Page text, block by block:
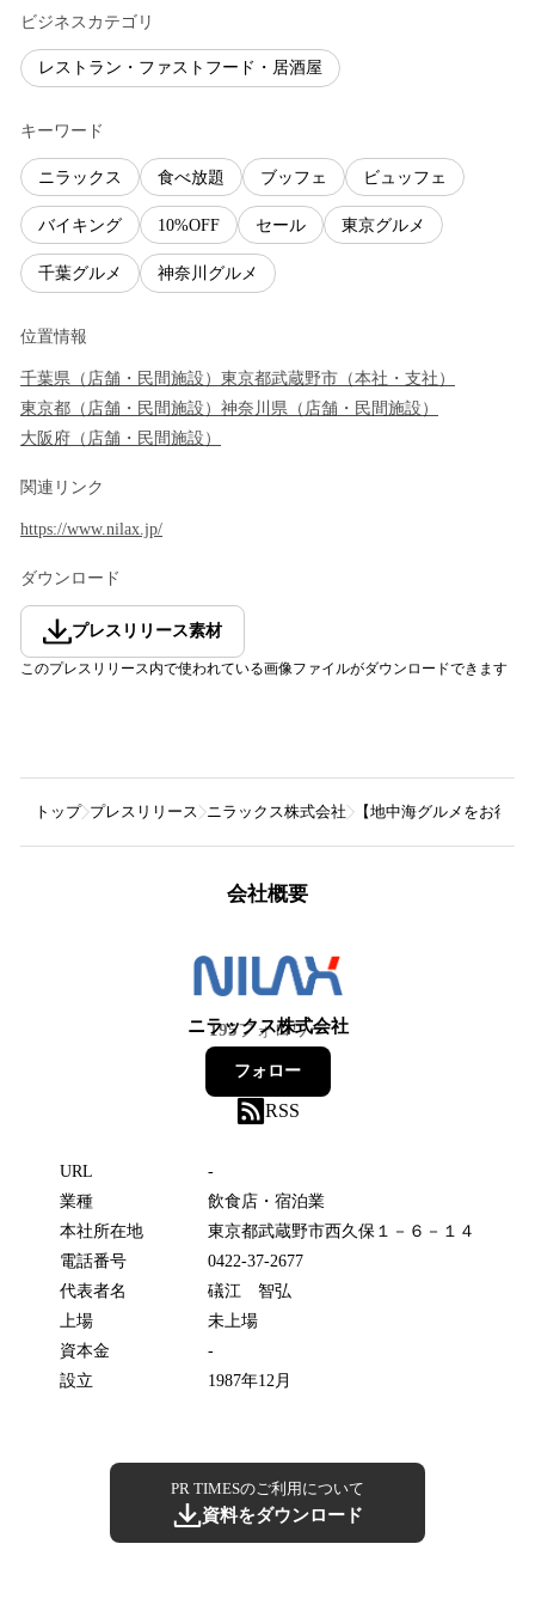
ビジネスカテゴリ
レストラン・ファストフード・居酒屋
キーワード
ニラックス 食べ放題 ブッフェ ビュッフェ
バイキング 10%OFF セール 東京グルメ
千葉グルメ 神奈川グルメ
位置情報
千葉県 （ 店舗・民間施設 ） 東京都武蔵野市 （本社・支社 ）
東京都 （ 店舗・民間施設 ） 神奈川県 （ 店舗・民間施設 ）
大阪府 （ 店舗・民間施設 ）
関連リンク
https://www.nilax.jp/
ダウンロード
プレスリリース素材
このプレスリリース内で使われている画像ファイルがダウンロードできます
トップ プレスリリース ニラックス株式会社 【地中海グルメをお得
会社概要
ニラックス株式会社
195フォロワー
フォロー
RSS
URL
-
業種
飲食店・宿泊業
本社所在地
東京都武蔵野市西久保１－６－１４
電話番号
0422-37-2677
代表者名
礒江 智弘
上場
未上場
資本金
-
設立
1987年12月
PR TIMESのご利用について
資料をダウンロード